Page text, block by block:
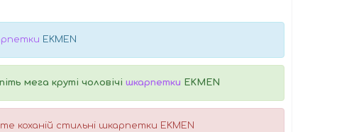
EKMEN
мега круті чоловічі шкарпетки EKMEN
коханій стильні шкарпетки EKMEN